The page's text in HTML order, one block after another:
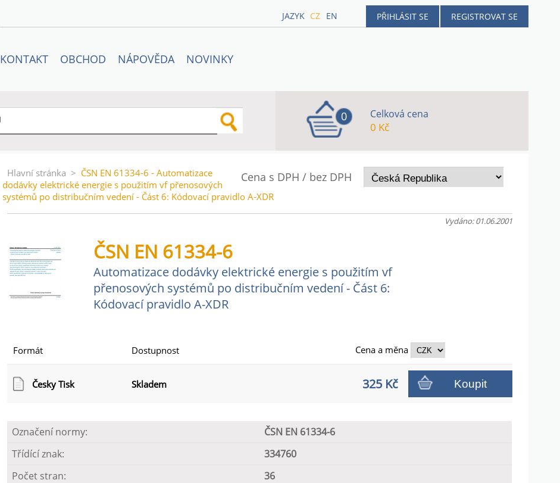
PŘIHLÁSIT SE REGISTROVAT SE
JAZYK CZ EN
KONTAKT OBCHOD NÁPOVĚDA NOVINKY
0 Celková cena
0 Kč
Cena s DPH / bez DPH
Hlavní stránka > ČSN EN 61334-6 - Automatizace
dodávky elektrické energie s použitím vf přenosových
systémů po distribučním vedení - Část 6: Kódovací pravidlo A-XDR
Vydáno: 01.06.2001
ČSN EN 61334-6
Automatizace dodávky elektrické energie s použitím vf
přenosových systémů po distribučním vedení - Část 6:
Kódovací pravidlo A-XDR
Formát Dostupnost Cena a měna
Česky Tisk Skladem 325 Kč Koupit
Označení normy:
ČSN EN 61334-6
Třídící znak:
334760
Počet stran:
36